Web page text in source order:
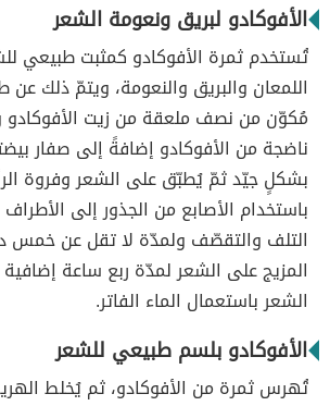
الأفوكادو لبريق ونعومة الشعر
تُستخدم ثمرة الأفوكادو كمثبت طبيعي
اللمعان والبريق والنعومة، ويتمّ ذلك
مُكوّن من نصف ملعقة من زيت
ناضجة من الأفوكادو إضافةً إلى صفار
بشكلٍ جيّد ثمّ يُطبّق على الشعر وفروة
باستخدام الأصابع من الجذور إلى
التلف والتقصّف ولمدّة لا تقل عن خمس
المزيج على الشعر لمدّة ربع ساعة
الشعر باستعمال الماء الفاتر.
الأفوكادو بلسم طبيعي للشعر
تُهرس ثمرة من الأفوكادو، ثم يُخلط